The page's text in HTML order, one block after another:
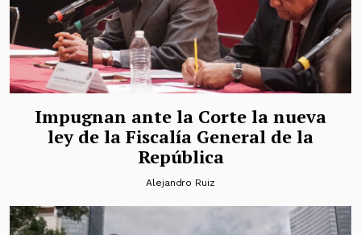
Impugnan ante la Corte la nueva
ley de la Fiscalía General de la
República
Alejandro Ruiz